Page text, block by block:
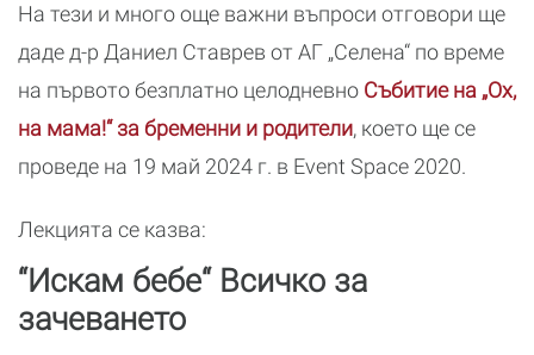
На тези и много още важни въпроси отговори ще
даде д-р Даниел Ставрев от АГ „Селена“ по време
на първото безплатно целодневно Събитие на „Ох,
на мама!“ за бременни и родители, което ще се
проведе на 19 май 2024 г. в Event Space 2020.
Лекцията се казва:
“Искам бебе“ Всичко за
зачеването